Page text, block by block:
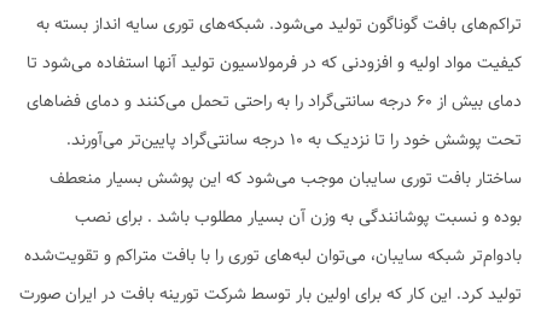
تراکم‌های بافت گوناگون تولید می‌شود. شبکه‌های توری‌ سایه انداز بسته به
کیفیت مواد اولیه و افزودنی که در فرمولاسیون تولید آنها استفاده می‌شود تا
دمای بیش از 60 درجه سانتی‌گراد را به راحتی تحمل می‌کنند و دمای فضاهای
تحت پوشش خود را تا نزدیک به 10 درجه سانتی‌گراد پایین‌تر می‌آورند.
ساختار بافت توری سایبان موجب می‌شود که این پوشش بسیار منعطف
بوده و نسبت پوشانندگی به وزن آن بسیار مطلوب باشد . برای نصب
بادوام‌تر شبکه سایبان، می‌توان لبه‌های توری را با بافت متراکم و تقویت‌شده
تولید کرد. این کار که برای اولین بار توسط شرکت تورینه بافت در ایران صورت